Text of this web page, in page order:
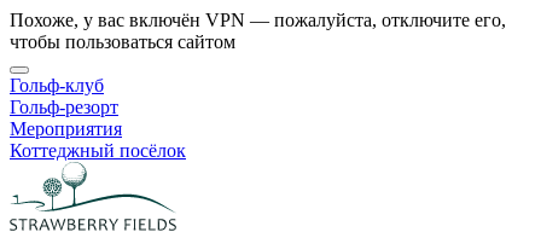
Похоже, у вас включён VPN — пожалуйста, отключите его,
чтобы пользоваться сайтом
Гольф-клуб
Гольф-резорт
Мероприятия
Коттеджный посёлок